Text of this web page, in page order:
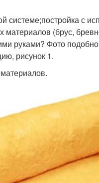
системе;постройка с
материалов (брус,
руками? Фото
рисунок 1.